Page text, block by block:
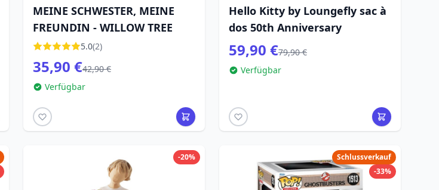
MEINE SCHWESTER, MEINE
FREUNDIN - WILLOW TREE
5.0(2)
35,90 €42,90 €
Verfügbar
Hello Kitty by Loungefly sac à
dos 50th Anniversary
59,90 €79,90 €
Verfügbar
-20%
Schlussverkauf
-33%